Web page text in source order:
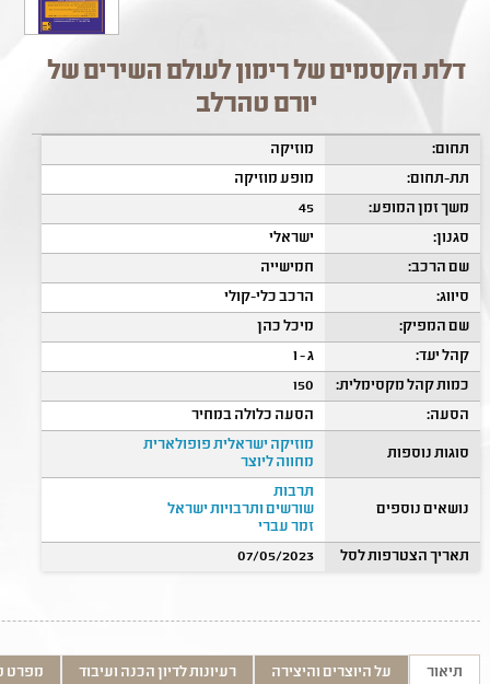
דלת הקסמים של רימון לעולם השירים של
יורם טהרלב
תחום:
מוזיקה
תת-תחום:
מופע מוזיקה
משך זמן המופע:
45
סגנון:
ישראלי
שם הרכב:
חמישייה
סיווג:
הרכב כלי-קולי
שם המפיק:
מיכל כהן
קהל יעד:
ג - ו
כמות קהל מקסימלית:
150
הסעה:
הסעה כלולה במחיר
סוגות נוספות
מוזיקה ישראלית פופולארית
מחווה ליוצר
נושאים נוספים
תרבות
שורשים ותרבויות ישראל
זמר עברי
תאריך הצטרפות לסל
07/05/2023
תיאור על היוצרים והיצירה רעיונות לדיון הכנה ועיבוד מפרט